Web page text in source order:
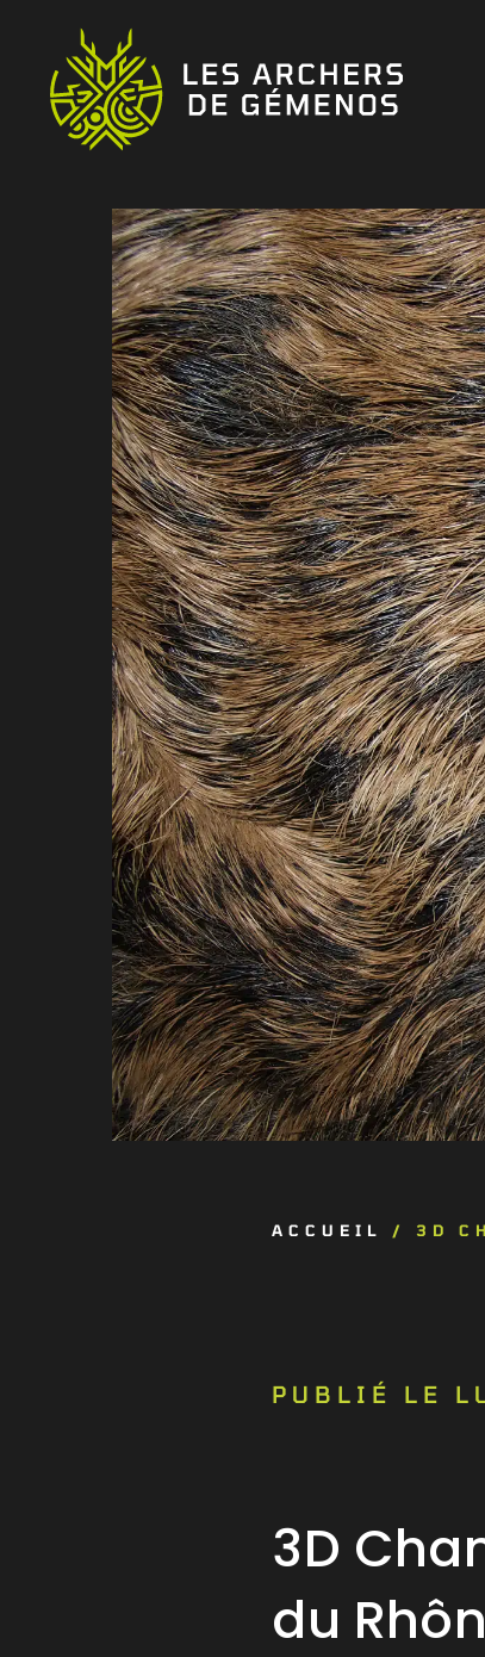
ACCUEIL / 3D
PUBLIÉ LE
3D
du